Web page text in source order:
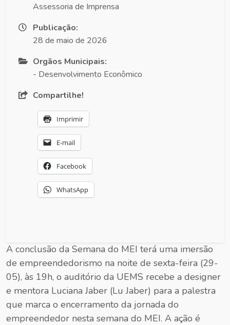
Assessoria de Imprensa
Publicação:
28 de maio de 2026
Orgãos Municipais:
- Desenvolvimento Econômico
Compartilhe!
Imprimir
E-mail
Facebook
WhatsApp
A conclusão da Semana do MEI terá uma imersão
de empreendedorismo na noite de sexta-feira (29-
05), às 19h, o auditório da UEMS recebe a designer
e mentora Luciana Jaber (Lu Jaber) para a palestra
que marca o encerramento da jornada do
empreendedor nesta semana do MEI. A ação é